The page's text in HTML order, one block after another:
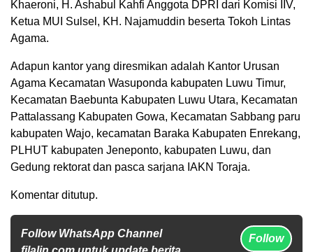
Khaeroni, H. Ashabul Kahfi Anggota DPRI dari Komisi IIV,
Ketua MUI Sulsel, KH. Najamuddin beserta Tokoh Lintas
Agama.
Adapun kantor yang diresmikan adalah Kantor Urusan
Agama Kecamatan Wasuponda kabupaten Luwu Timur,
Kecamatan Baebunta Kabupaten Luwu Utara, Kecamatan
Pattalassang Kabupaten Gowa, Kecamatan Sabbang paru
kabupaten Wajo, kecamatan Baraka Kabupaten Enrekang,
PLHUT kabupaten Jeneponto, kabupaten Luwu, dan
Gedung rektorat dan pasca sarjana IAKN Toraja.
Komentar ditutup.
Follow WhatsApp Channel
Follow